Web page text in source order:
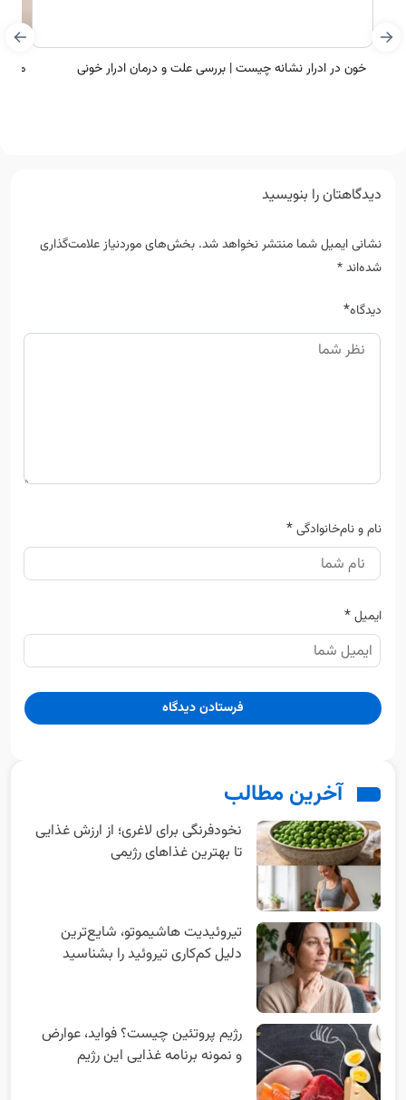
خون در ادرار نشانه چیست | بررسی علت و درمان ادرار خونی
دیدگاهتان را بنویسید
نشانی ایمیل شما منتشر نخواهد شد. بخش‌های موردنیاز علامت‌گذاری
شده‌اند*
دیدگاه*
نام و نام‌خانوادگی*
ایمیل*
آخرین مطالب
نخودفرنگی برای لاغری؛ از ارزش غذایی
تا بهترین غذاهای رژیمی
تیروئیدیت هاشیموتو، شایع‌ترین
دلیل کم‌کاری تیروئید را بشناسید
رژیم پروتئین چیست؟ فواید، عوارض
و نمونه برنامه غذایی این رژیم